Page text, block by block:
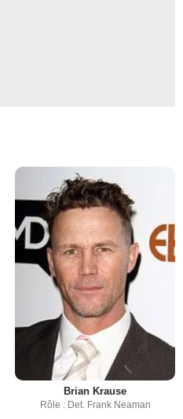
Brian Krause
Rôle : Det. Frank Neaman